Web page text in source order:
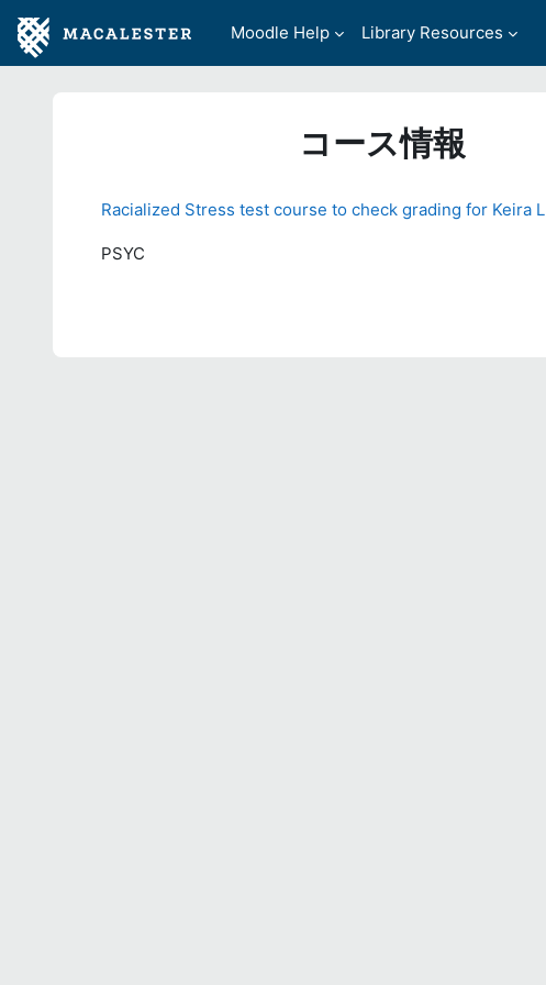
Moodle Help
Library Resources
コース情報
Racialized Stress test course to check grading for Keira L
PSYC